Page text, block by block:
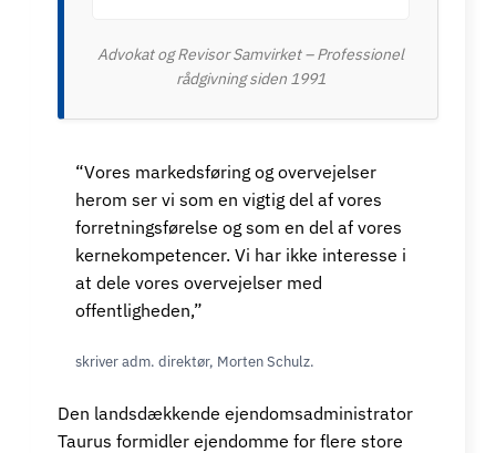
Advokat og Revisor Samvirket – Professionel
rådgivning siden 1991
“Vores markedsføring og overvejelser
herom ser vi som en vigtig del af vores
forretningsførelse og som en del af vores
kernekompetencer. Vi har ikke interesse i
at dele vores overvejelser med
offentligheden,”
skriver adm. direktør, Morten Schulz.
Den landsdækkende ejendomsadministrator
Taurus formidler ejendomme for flere store